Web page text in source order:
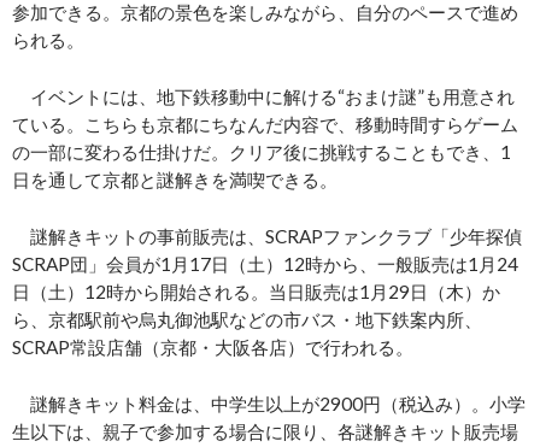
参加できる。京都の景色を楽しみながら、自分のペースで進め
られる。
イベントには、地下鉄移動中に解ける“おまけ謎”も用意され
ている。こちらも京都にちなんだ内容で、移動時間すらゲーム
の一部に変わる仕掛けだ。クリア後に挑戦することもでき、1
日を通して京都と謎解きを満喫できる。
謎解きキットの事前販売は、SCRAPファンクラブ「少年探偵
SCRAP団」会員が1月17日（土）12時から、一般販売は1月24
日（土）12時から開始される。当日販売は1月29日（木）か
ら、京都駅前や烏丸御池駅などの市バス・地下鉄案内所、
SCRAP常設店舗（京都・大阪各店）で行われる。
謎解きキット料金は、中学生以上が2900円（税込み）。小学
生以下は、親子で参加する場合に限り、各謎解きキット販売場